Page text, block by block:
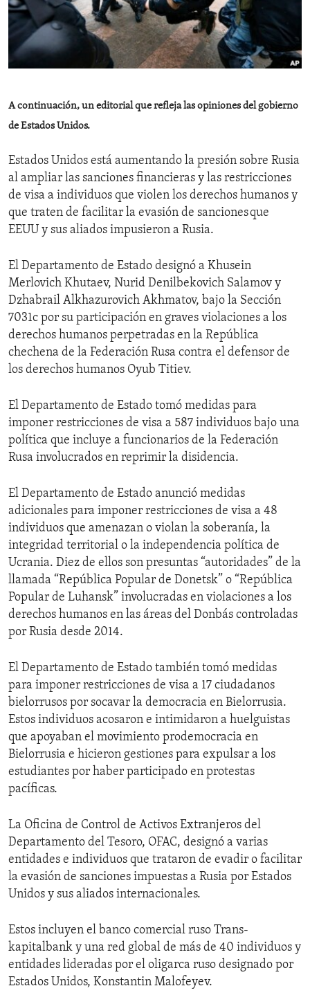
ENVIRONMENT AND HEALTH
IDEALS AND INSTITUTIONS
A continuación, un editorial que refleja las opiniones del gobierno
de Estados Unidos.
Estados Unidos está aumentando la presión sobre Rusia
al ampliar las sanciones financieras y las restricciones
de visa a individuos que violen los derechos humanos y
que traten de facilitar la evasión de sanciones que
EEUU y sus aliados impusieron a Rusia.
El Departamento de Estado designó a Khusein
Merlovich Khutaev, Nurid Denilbekovich Salamov y
Dzhabrail Alkhazurovich Akhmatov, bajo la Sección
7031c por su participación en graves violaciones a los
derechos humanos perpetradas en la República
chechena de la Federación Rusa contra el defensor de
los derechos humanos Oyub Titiev.
El Departamento de Estado tomó medidas para
imponer restricciones de visa a 587 individuos bajo una
política que incluye a funcionarios de la Federación
Rusa involucrados en reprimir la disidencia.
El Departamento de Estado anunció medidas
adicionales para imponer restricciones de visa a 48
individuos que amenazan o violan la soberanía, la
integridad territorial o la independencia política de
Ucrania. Diez de ellos son presuntas “autoridades” de la
llamada “República Popular de Donetsk” o “República
Popular de Luhansk” involucradas en violaciones a los
derechos humanos en las áreas del Donbás controladas
por Rusia desde 2014.
El Departamento de Estado también tomó medidas
para imponer restricciones de visa a 17 ciudadanos
bielorrusos por socavar la democracia en Bielorrusia.
Estos individuos acosaron e intimidaron a huelguistas
que apoyaban el movimiento prodemocracia en
Bielorrusia e hicieron gestiones para expulsar a los
estudiantes por haber participado en protestas
pacíficas.
La Oficina de Control de Activos Extranjeros del
Departamento del Tesoro, OFAC, designó a varias
entidades e individuos que trataron de evadir o facilitar
la evasión de sanciones impuestas a Rusia por Estados
Unidos y sus aliados internacionales.
Estos incluyen el banco comercial ruso Trans-
kapitalbank y una red global de más de 40 individuos y
entidades lideradas por el oligarca ruso designado por
Estados Unidos, Konstantin Malofeyev.